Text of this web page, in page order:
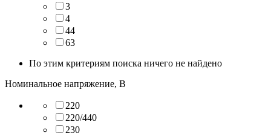
3
4
44
63
По этим критериям поиска ничего не найдено
Номинальное напряжение, В
220
220/440
230